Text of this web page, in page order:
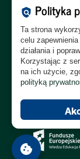
Polityka
Polityka
cookie
policy Polityka
Ta strona
celu zapewnienia
działania i
Korzystając z
na ich użycie,
polityką